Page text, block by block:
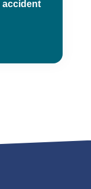
accident